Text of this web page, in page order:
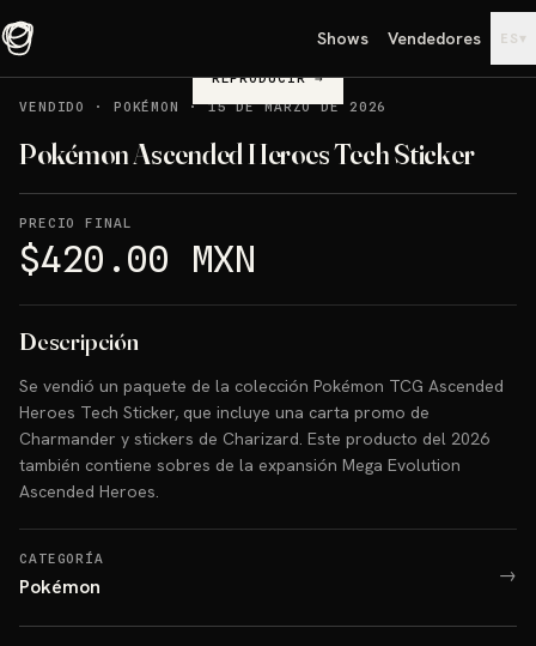
Shows Vendedores ES ▾
REPRODUCIR→
VENDIDO
· POKÉMON ·15 DE MARZO DE 2026
Pokémon Ascended Heroes Tech Sticker
PRECIO FINAL
$420.00 MXN
Descripción
Se vendió un paquete de la colección Pokémon TCG Ascended
Heroes Tech Sticker, que incluye una carta promo de
Charmander y stickers de Charizard. Este producto del 2026
también contiene sobres de la expansión Mega Evolution
Ascended Heroes.
CATEGORÍA
Pokémon →